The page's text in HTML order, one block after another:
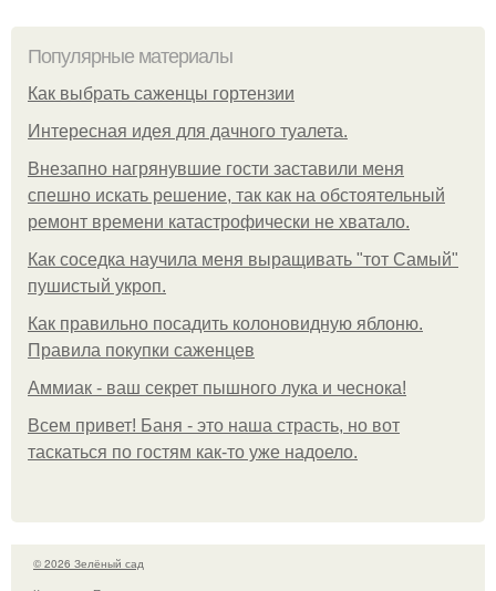
Популярные материалы
Как выбрать саженцы гортензии
Интересная идея для дачного туалета.
Внезапно нагрянувшие гости заставили меня
спешно искать решение, так как на обстоятельный
ремонт времени катастрофически не хватало.
Как соседка научила меня выращивать "тот Самый"
пушистый укроп.
Как правильно посадить колоновидную яблоню.
Правила покупки саженцев
Аммиак - ваш секрет пышного лука и чеснока!
Всем привет! Баня - это наша страсть, но вот
таскаться по гостям как-то уже надоело.
© 2026 Зелёный сад